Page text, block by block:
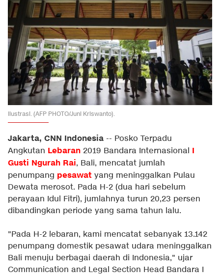
Ilustrasi. (AFP PHOTO/Juni Kriswanto).
Jakarta, CNN Indonesia -- Posko Terpadu
Angkutan Lebaran 2019 Bandara Internasional I
Gusti Ngurah Rai, Bali, mencatat jumlah
penumpang pesawat yang meninggalkan Pulau
Dewata merosot. Pada H-2 (dua hari sebelum
perayaan Idul Fitri), jumlahnya turun 20,23 persen
dibandingkan periode yang sama tahun lalu.
"Pada H-2 lebaran, kami mencatat sebanyak 13.142
penumpang domestik pesawat udara meninggalkan
Bali menuju berbagai daerah di Indonesia," ujar
Communication and Legal Section Head Bandara I